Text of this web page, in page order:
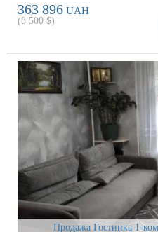
363 896 UAH
(8 500 $)
Продажа Гостинка 1-